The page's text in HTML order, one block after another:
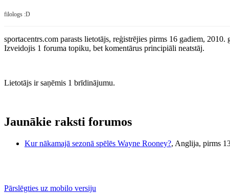
filologs :D
sportacentrs.com parasts lietotājs, reģistrējies pirms 16 gadiem, 2010.
Izveidojis 1 foruma topiku, bet komentārus principiāli neatstāj.
Lietotājs ir saņēmis 1 brīdinājumu.
Jaunākie raksti forumos
Kur nākamajā sezonā spēlēs Wayne Rooney?, Anglija, pirms
Pārslēgties uz mobilo versiju